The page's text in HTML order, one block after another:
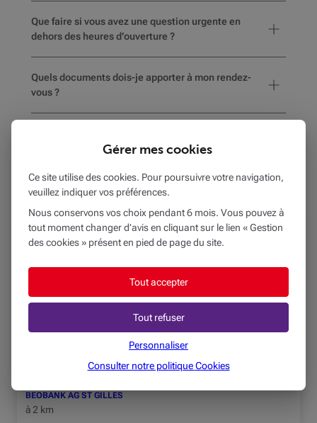
Que faire si vous avez une question urgente en
dehors des heures d’ouverture ?
Quels documents dois-je apporter à mon rendez-
vous ?
en fauteuil roulant ou dispose d’aménagements
BEOBANK BR UCCLE
RUE VANDERKINDERE 152
1180 UCCLE
Ouvert, jusqu'à 12h30
BEOBANK AG ST GILLES
à 2 km
Gérer mes cookies
Ce site utilise des cookies. Pour poursuivre votre navigation,
veuillez indiquer vos préférences.
Nous conservons vos choix pendant 6 mois. Vous pouvez à
tout moment changer d’avis en cliquant sur le lien « Gestion
des cookies » présent en pied de page du site.
Tout accepter
Tout refuser
Personnaliser
Consulter notre politiqueCookies